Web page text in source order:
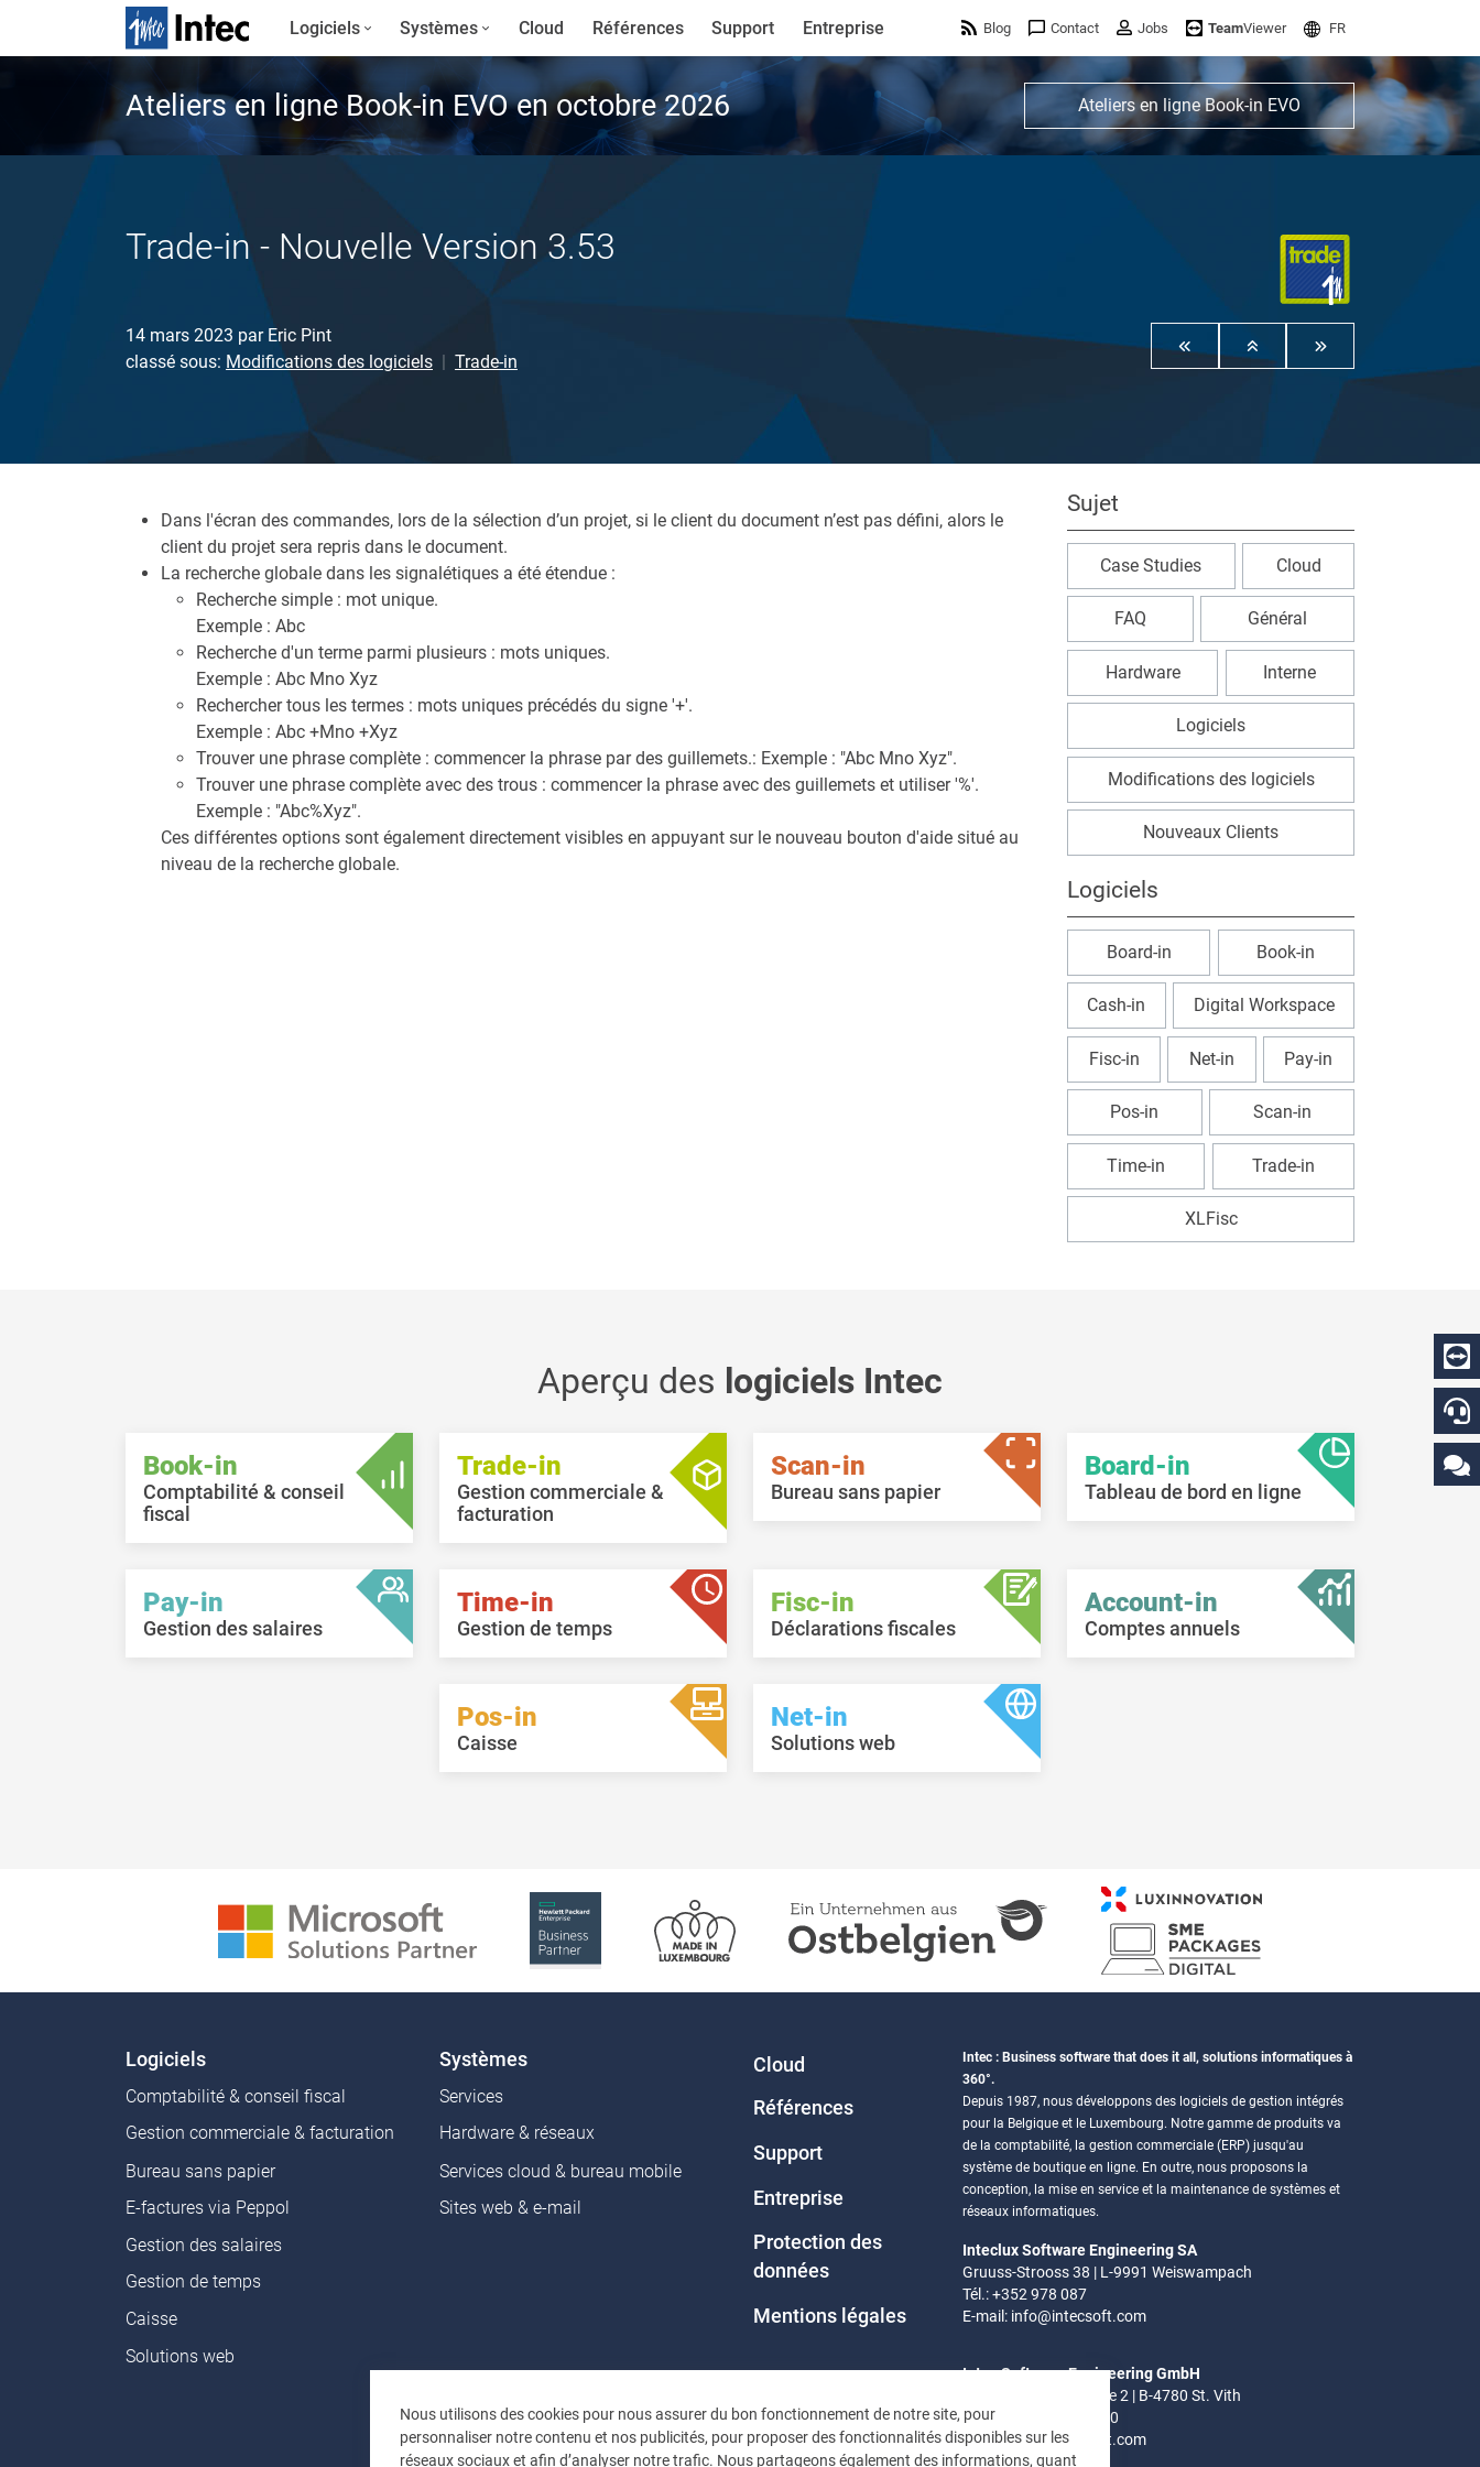
Nous utilisons des cookies pour nous assurer du bon fonctionnement de notre site, pour
personnaliser notre contenu et nos publicités, pour proposer des fonctionnalités disponibles sur les
réseaux sociaux et afin d’analyser notre trafic. Nous partageons également des informations, quant
Logiciels Systèmes Cloud Références Support Entreprise Blog Contact Jobs TeamViewer FR
Ateliers en ligne Book-in EVO en octobre 2026 Ateliers en ligne Book-in EVO
Trade-in - Nouvelle Version 3.53
14 mars 2023 par Eric Pint
classé sous: Modifications des logiciels Trade-in
Dans l'écran des commandes, lors de la sélection d’un projet, si le client du document n’est pas défini, alors le
client du projet sera repris dans le document.
La recherche globale dans les signalétiques a été étendue :
Recherche simple : mot unique.
Exemple : Abc
Recherche d'un terme parmi plusieurs : mots uniques.
Exemple : Abc Mno Xyz
Rechercher tous les termes : mots uniques précédés du signe '+'.
Exemple : Abc +Mno +Xyz
Trouver une phrase complète : commencer la phrase par des guillemets.: Exemple : "Abc Mno Xyz".
Trouver une phrase complète avec des trous : commencer la phrase avec des guillemets et utiliser '%'.
Exemple : "Abc%Xyz".
Ces différentes options sont également directement visibles en appuyant sur le nouveau bouton d'aide situé au
niveau de la recherche globale.
Sujet
Case Studies Cloud
FAQ Général
Hardware Interne
Logiciels
Modifications des logiciels
Nouveaux Clients
Logiciels
Board-in Book-in
Cash-in Digital Workspace
Fisc-in Net-in Pay-in
Pos-in Scan-in
Time-in Trade-in
XLFisc
Aperçu des logiciels Intec
Book-in
Comptabilité & conseil
fiscal
Trade-in
Gestion commerciale &
facturation
Scan-in
Bureau sans papier
Board-in
Tableau de bord en ligne
Pay-in
Gestion des salaires
Time-in
Gestion de temps
Fisc-in
Déclarations fiscales
Account-in
Comptes annuels
Pos-in
Caisse
Net-in
Solutions web
Logiciels
Comptabilité & conseil fiscal
Gestion commerciale & facturation
Bureau sans papier
E-factures via Peppol
Gestion des salaires
Gestion de temps
Caisse
Solutions web
Systèmes
Services
Hardware & réseaux
Services cloud & bureau mobile
Sites web & e-mail
Cloud
Références
Support
Entreprise
Protection des
données
Mentions légales
Intec : Business software that does it all, solutions informatiques à
360°.
Depuis 1987, nous développons des logiciels de gestion intégrés
pour la Belgique et le Luxembourg. Notre gamme de produits va
de la comptabilité, la gestion commerciale (ERP) jusqu'au
système de boutique en ligne. En outre, nous proposons la
conception, la mise en service et la maintenance de systèmes et
réseaux informatiques.
Inteclux Software Engineering SA
Gruuss-Strooss 38 | L-9991 Weiswampach
Tél.: +352 978 087
E-mail: info@intecsoft.com
Intec Software Engineering GmbH
Eifel-Ardennen Strasse 2 | B-4780 St. Vith
Tél.: +32 (0)80 280 080
E-mail:info@intecsoft.com